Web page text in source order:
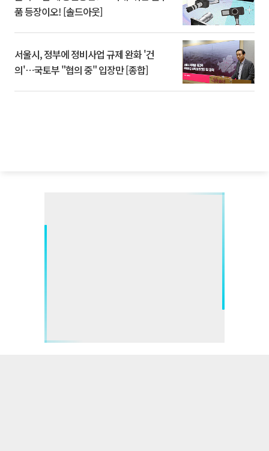
품 등장이오! [솔드아웃]
서울시, 정부에 정비사업 규제 완화 '건
의'⋯국토부 "협의 중" 입장만 [종합]